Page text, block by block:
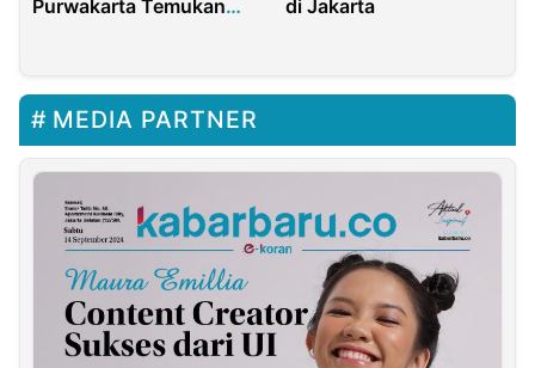
Purwakarta Temukan
di Jakarta
MEDIA PARTNER